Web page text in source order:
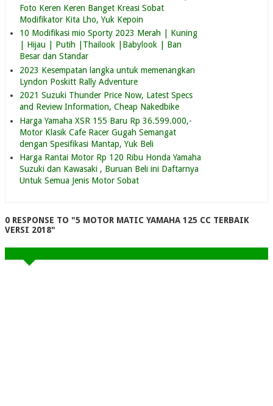
Foto Keren Keren Banget Kreasi Sobat
Modifikator Kita Lho, Yuk Kepoin
10 Modifikasi mio Sporty 2023 Merah | Kuning
| Hijau | Putih |Thailook |Babylook | Ban
Besar dan Standar
2023 Kesempatan langka untuk memenangkan
Lyndon Poskitt Rally Adventure
2021 Suzuki Thunder Price Now, Latest Specs
and Review Information, Cheap Nakedbike
Harga Yamaha XSR 155 Baru Rp 36.599.000,-
Motor Klasik Cafe Racer Gugah Semangat
dengan Spesifikasi Mantap, Yuk Beli
Harga Rantai Motor Rp 120 Ribu Honda Yamaha
Suzuki dan Kawasaki , Buruan Beli ini Daftarnya
Untuk Semua Jenis Motor Sobat
0 RESPONSE TO "5 MOTOR MATIC YAMAHA 125 CC TERBAIK
VERSI 2018"